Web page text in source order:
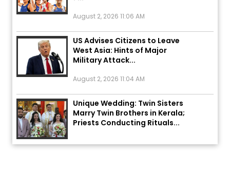
US Advises Citizens to Leave
West Asia: Hints of Major
Military Attack...
Unique Wedding: Twin Sisters
Marry Twin Brothers in Kerala;
Priests Conducting Rituals...